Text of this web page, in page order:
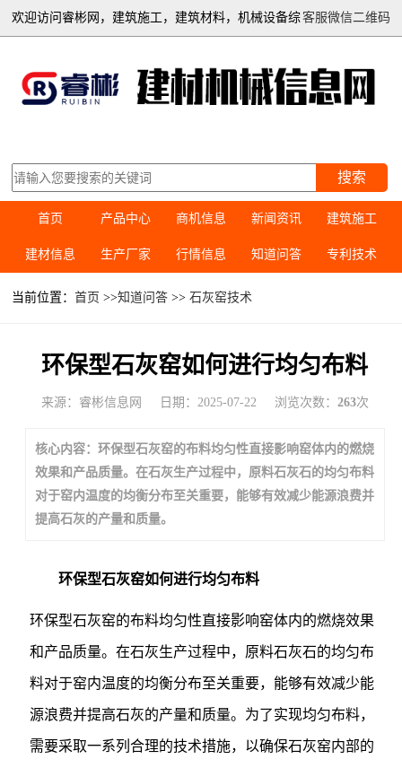
客服微信二维码
欢迎访问睿彬网，建筑施工，建筑材料，机械设备综
搜索
首页 产品中心 商机信息 新闻资讯 建筑施工
建材信息 生产厂家 行情信息 知道问答 专利技术
当前位置：首页 >>知道问答 >>石灰窑技术
环保型石灰窑如何进行均匀布料
来源：睿彬信息网 日期：2025-07-22 浏览次数： 263次
核心内容：环保型石灰窑的布料均匀性直接影响窑体内的燃烧
效果和产品质量。在石灰生产过程中，原料石灰石的均匀布料
对于窑内温度的均衡分布至关重要，能够有效减少能源浪费并
提高石灰的产量和质量。
环保型石灰窑如何进行均匀布料
环保型石灰窑的布料均匀性直接影响窑体内的燃烧效果
和产品质量。在石灰生产过程中，原料石灰石的均匀布
料对于窑内温度的均衡分布至关重要，能够有效减少能
源浪费并提高石灰的产量和质量。为了实现均匀布料，
需要采取一系列合理的技术措施，以确保石灰窑内部的